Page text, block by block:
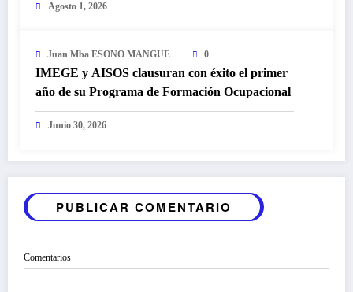
Agosto 1, 2026
Juan Mba ESONO MANGUE 0
IMEGE y AISOS clausuran con éxito el primer
año de su Programa de Formación Ocupacional
Junio 30, 2026
PUBLICAR COMENTARIO
Comentarios